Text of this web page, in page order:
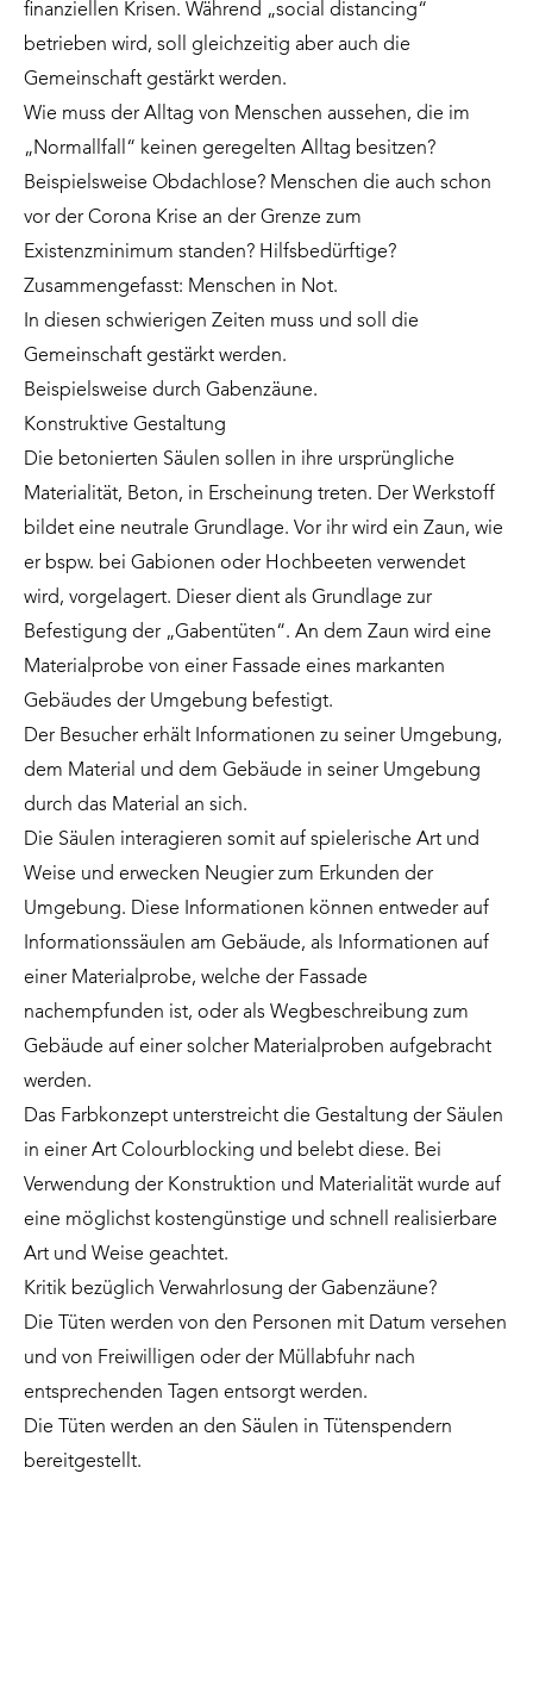
finanziellen Krisen. Während „social distancing“
betrieben wird, soll gleichzeitig aber auch die
Gemeinschaft gestärkt werden.
Wie muss der Alltag von Menschen aussehen, die im
„Normallfall“ keinen geregelten Alltag besitzen?
Beispielsweise Obdachlose? Menschen die auch schon
vor der Corona Krise an der Grenze zum
Existenzminimum standen? Hilfsbedürftige?
Zusammengefasst: Menschen in Not.
In diesen schwierigen Zeiten muss und soll die
Gemeinschaft gestärkt werden.
Beispielsweise durch Gabenzäune.
Konstruktive Gestaltung
Die betonierten Säulen sollen in ihre ursprüngliche
Materialität, Beton, in Erscheinung treten. Der Werkstoff
bildet eine neutrale Grundlage. Vor ihr wird ein Zaun, wie
er bspw. bei Gabionen oder Hochbeeten verwendet
wird, vorgelagert. Dieser dient als Grundlage zur
Befestigung der „Gabentüten“. An dem Zaun wird eine
Materialprobe von einer Fassade eines markanten
Gebäudes der Umgebung befestigt.
Der Besucher erhält Informationen zu seiner Umgebung,
dem Material und dem Gebäude in seiner Umgebung
durch das Material an sich.
Die Säulen interagieren somit auf spielerische Art und
Weise und erwecken Neugier zum Erkunden der
Umgebung. Diese Informationen können entweder auf
Informationssäulen am Gebäude, als Informationen auf
einer Materialprobe, welche der Fassade
nachempfunden ist, oder als Wegbeschreibung zum
Gebäude auf einer solcher Materialproben aufgebracht
werden.
Das Farbkonzept unterstreicht die Gestaltung der Säulen
in einer Art Colourblocking und belebt diese. Bei
Verwendung der Konstruktion und Materialität wurde auf
eine möglichst kostengünstige und schnell realisierbare
Art und Weise geachtet.
Kritik bezüglich Verwahrlosung der Gabenzäune?
Die Tüten werden von den Personen mit Datum versehen
und von Freiwilligen oder der Müllabfuhr nach
entsprechenden Tagen entsorgt werden.
Die Tüten werden an den Säulen in Tütenspendern
bereitgestellt.